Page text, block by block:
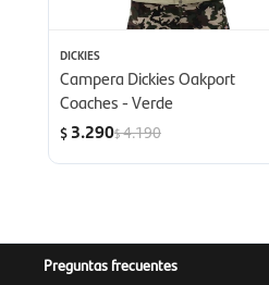
DICKIES
Campera Dickies Oakport
Coaches - Verde
$ 3.290$4.190
Preguntas frecuentes